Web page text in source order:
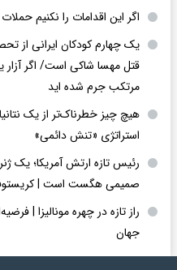
اگر این اقدامات را نکنیم
یک چهارم کودکان ایرانی از
قتل مهسا شاکی است/ اگر آزار
مرتکب جرم شده اید
هیچ چیز خطرناک‌تر از یک
استراتژی «تنش دائمی»
رئیس تازه ارتش آمریکا؛ یک
صمیمی هگست است |
راز تازه در چهره مونالیزا |
جهان